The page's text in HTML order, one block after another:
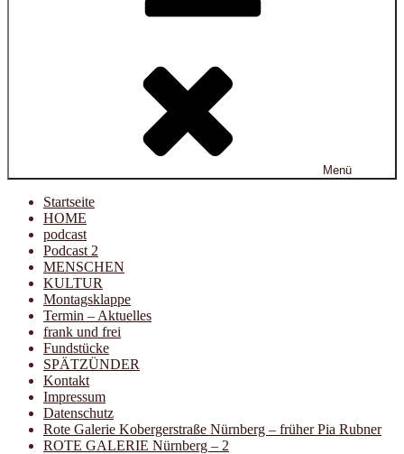
Menü
Startseite
HOME
podcast
Podcast 2
MENSCHEN
KULTUR
Montagsklappe
Termin – Aktuelles
frank und frei
Fundstücke
SPÄTZÜNDER
Kontakt
Impressum
Datenschutz
Rote Galerie Kobergerstraße Nürnberg – früher Pia Rubner
ROTE GALERIE Nürnberg – 2